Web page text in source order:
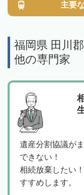
主要
福岡県 田川
他の専門家
遺産分割協議が
できない！
相続放棄したい
すすめします。